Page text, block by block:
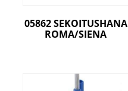
05862 SEKOITUSHANA
ROMA/SIENA